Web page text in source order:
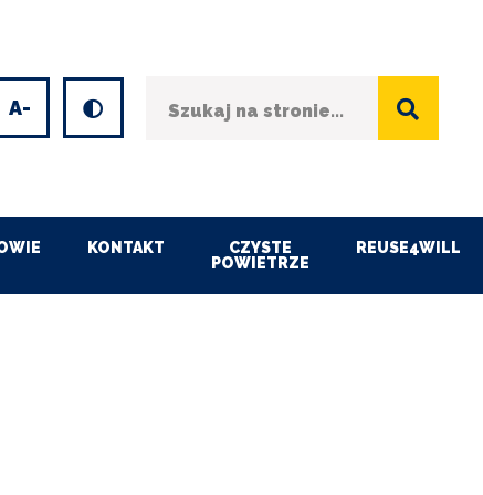
Decrease
font
KONTAKT
CZYSTE
POWIETRZE
REUSE4WILL